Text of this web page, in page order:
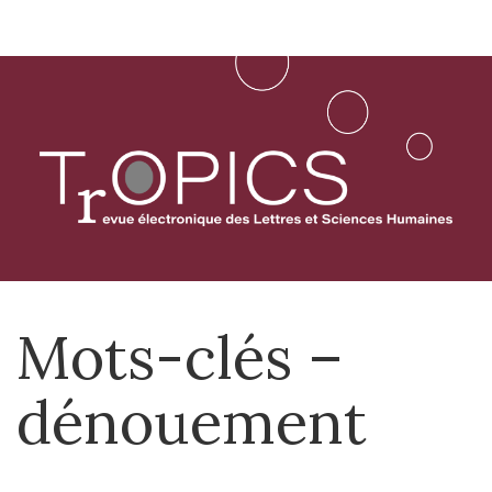
Aller
Mots-clés –
dénouement